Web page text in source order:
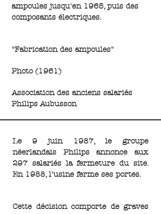
ampoules jusqu'en 1965, puis des
composants électriques.
"Fabrication des ampoules"
Photo (1961)
Association des anciens salariés
Philips Aubusson
Le 9 juin 1987, le groupe
néerlandais Philips annonce aux
297 salariés la fermeture du site.
En 1988, l'usine ferme ses portes.
Cette décision comporte de graves